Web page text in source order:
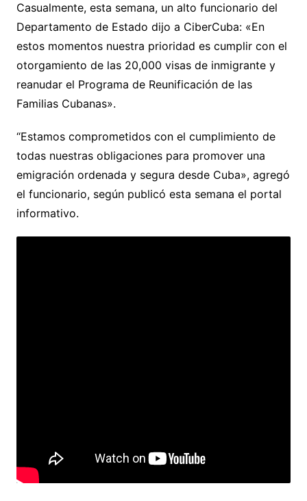
Casualmente, esta semana, un alto funcionario del
Departamento de Estado dijo a CiberCuba: «En
estos momentos nuestra prioridad es cumplir con el
otorgamiento de las 20,000 visas de inmigrante y
reanudar el Programa de Reunificación de las
Familias Cubanas».
“Estamos comprometidos con el cumplimiento de
todas nuestras obligaciones para promover una
emigración ordenada y segura desde Cuba», agregó
el funcionario, según publicó esta semana el portal
informativo.